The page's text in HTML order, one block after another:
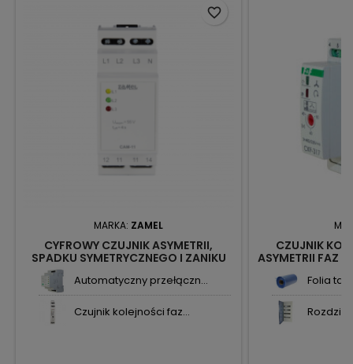
MARKA: ZAMEL
CYFROWY CZUJNIK ASYMETRII,
SPADKU SYMETRYCZNEGO I ZANIKU
FAZY CAM-11 EXTA ZAMEL
Automatyczny przełączn...
Czujnik kolejności faz...
favorite_border
CZUJNIK
ASYMETRII FAZ
Folia